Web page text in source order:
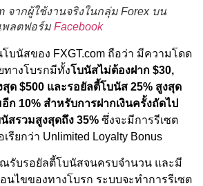
จากผู้ใช้งานจริงในกลุ่ม Forex บน
พลตฟอร์ม Facebook
บนัสของ FXGT.com ถือว่า มีความโดด
ทางโบรกมีทั้งโบนัสไม่ต้องฝาก $30,
ด $500 และรอยัลตี้โบนัส 25% สูงสุด
ก 10% สำหรับการฝากเงินครั้งถัดไป
สรวมสูงสุดถึง 35% ซึ่งจะมีการรีเซต
รียกว่า Unlimited Loyalty Bonus
รับรอยัลตี้โบนัสจนครบจำนวน และมี
นไขของทางโบรก ระบบจะทำการรีเซต